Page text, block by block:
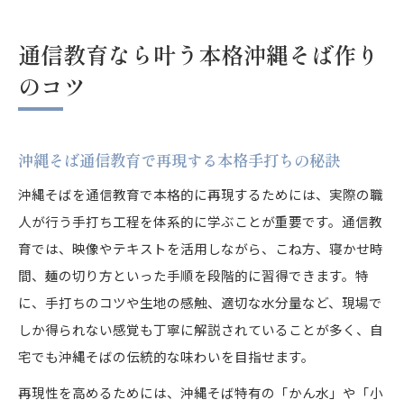
通信教育なら叶う本格沖縄そば作り
のコツ
沖縄そば通信教育で再現する本格手打ちの秘訣
沖縄そばを通信教育で本格的に再現するためには、実際の職
人が行う手打ち工程を体系的に学ぶことが重要です。通信教
育では、映像やテキストを活用しながら、こね方、寝かせ時
間、麺の切り方といった手順を段階的に習得できます。特
に、手打ちのコツや生地の感触、適切な水分量など、現場で
しか得られない感覚も丁寧に解説されていることが多く、自
宅でも沖縄そばの伝統的な味わいを目指せます。
再現性を高めるためには、沖縄そば特有の「かん水」や「小